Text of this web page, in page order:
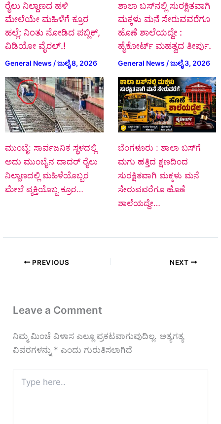
ರೈಲು ನಿಲ್ದಾಣದ ಹಳಿ
ಮೇಲೆಯೇ ಮಹಿಳೆಗೆ ಕ್ರೂರ
ಹಲ್ಲೆ; ನಿಂತು ನೋಡಿದ ಪಬ್ಲಿಕ್‌,
ವಿಡಿಯೋ ವೈರಲ್.!
General News /ಜುಲೈ 8, 2026
ಮುಂಬೈ: ಸಾರ್ವಜನಿಕ ಸ್ಥಳದಲ್ಲಿ
ಅದು ಮುಂಬೈನ ದಾದರ್ ರೈಲು
ನಿಲ್ದಾಣದಲ್ಲಿ ಮಹಿಳೆಯೊಬ್ಬರ
ಮೇಲೆ ವ್ಯಕ್ತಿಯೊಬ್ಬ ಕ್ರೂರ…
ಶಾಲಾ ಬಸ್‌ನಲ್ಲಿ ಸುರಕ್ಷಿತವಾಗಿ
ಮಕ್ಕಳು ಮನೆ ಸೇರುವವರೆಗೂ
ಹೊಣೆ ಶಾಲೆಯದ್ದೇ :
ಹೈಕೋರ್ಟ್ ಮಹತ್ವದ ತೀರ್ಪು.
General News /ಜುಲೈ 3, 2026
ಬೆಂಗಳೂರು : ಶಾಲಾ ಬಸ್‌ಗೆ
ಮಗು ಹತ್ತಿದ ಕ್ಷಣದಿಂದ
ಸುರಕ್ಷಿತವಾಗಿ ಮಕ್ಕಳು ಮನೆ
ಸೇರುವವರೆಗೂ ಹೊಣೆ
ಶಾಲೆಯದ್ದೇ…
PREVIOUS NEXT
Leave a Comment
ನಿಮ್ಮ ಮಿಂಚೆ ವಿಳಾಸ ಎಲ್ಲೂ ಪ್ರಕಟವಾಗುವುದಿಲ್ಲ. ಅತ್ಯಗತ್ಯ
ವಿವರಗಳನ್ನು * ಎಂದು ಗುರುತಿಸಲಾಗಿದೆ
here..